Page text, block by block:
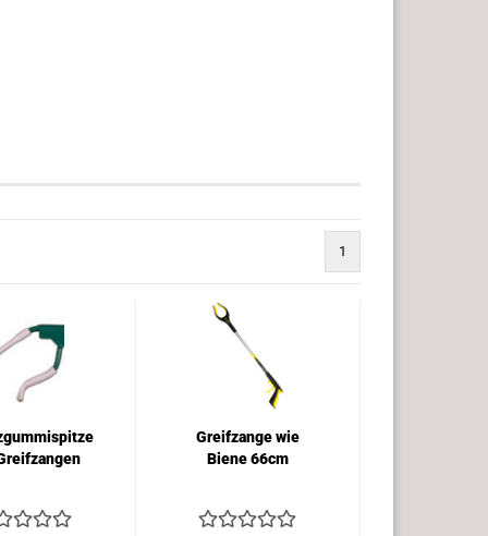
1
Greifzange wie
Biene 66cm